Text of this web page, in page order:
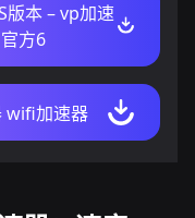
版本 – vp加速
方6
wifi加速器